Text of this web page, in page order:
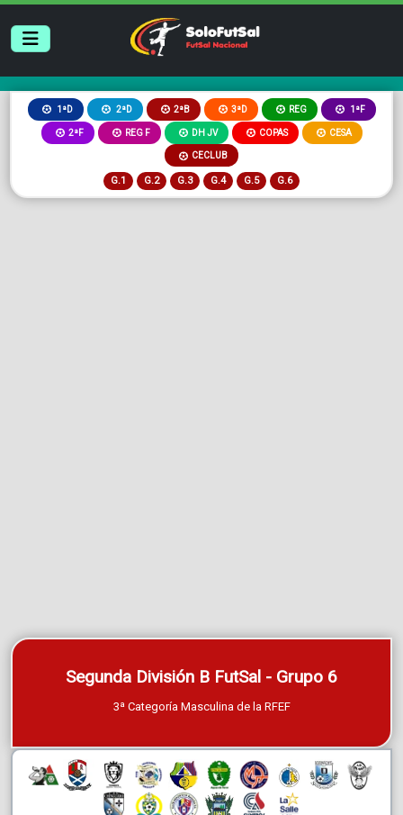
1ªD 2ªD 2ªB 3ªD REG 1ªF
2ªF REG F DH JV COPAS CESA
CECLUB
G.1 G.2 G.3 G.4 G.5 G.6
Segunda División B FutSal - Grupo 6
3ª Categoría Masculina de la RFEF